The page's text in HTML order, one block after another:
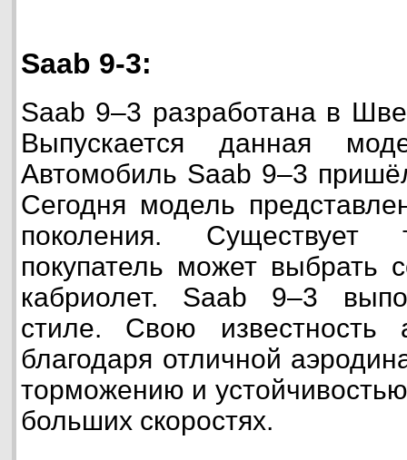
Saab 9-3:
Saab 9–3 разработана в
Выпускается данная
Автомобиль Saab 9–3
Сегодня модель
поколения.
покупатель может выбрать
кабриолет. Saab 9–3
стиле. Свою известность
благодаря отличной
торможению и
больших скоростях.